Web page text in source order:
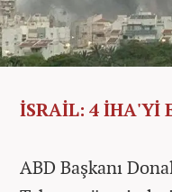
İSRAİL: 4 İHA'Yİ
ABD Başkanı